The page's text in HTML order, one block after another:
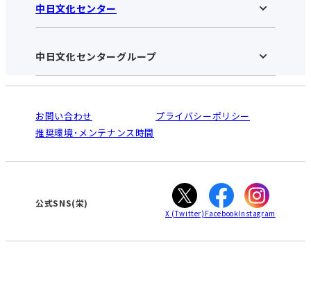
中日文化センター 栄HOME
お知らせ
アクセス･営業時間
お申し込みの流れ
入会と受講のご案内
中日文化センター
中日文化センターHOME
中日文化センターとは
受講規約・会員特典
ご利用ガイド
オンライン講座受講の手順
WEBサイトのよくある質問
中日文化センターグループ
南大高
犬山
高蔵寺
大垣
津
お問い合わせ
プライバシーポリシー
推奨環境･メンテナンス時間
公式SNS(栄)
X (Twitter) FacebookInstagram